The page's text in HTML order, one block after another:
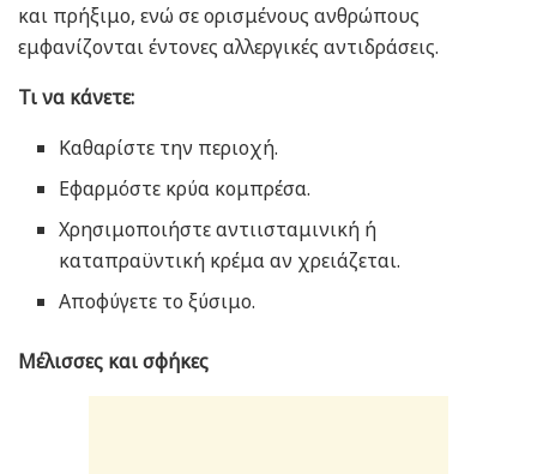
και πρήξιμο, ενώ σε ορισμένους ανθρώπους
εμφανίζονται έντονες αλλεργικές αντιδράσεις.
Τι να κάνετε:
Καθαρίστε την περιοχή.
Εφαρμόστε κρύα κομπρέσα.
Χρησιμοποιήστε αντιισταμινική ή
καταπραϋντική κρέμα αν χρειάζεται.
Αποφύγετε το ξύσιμο.
Μέλισσες και σφήκες